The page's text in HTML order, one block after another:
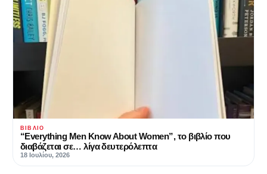
ΒΙΒΛΊΟ
“Everything Men Know About Women”, το βιβλίο που
διαβάζεται σε… λίγα δευτερόλεπτα
18 Ιουλίου, 2026